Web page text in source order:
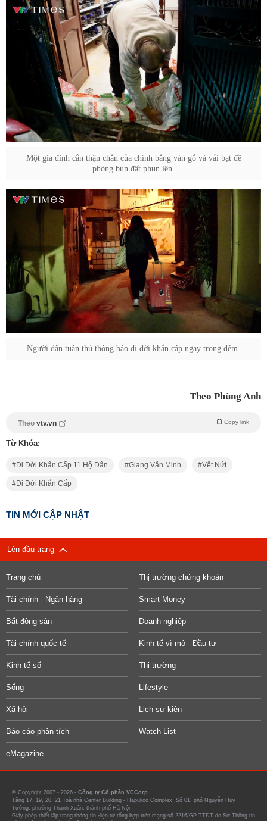
Một gia đình cẩn thận chắn của chính bằng ván gỗ và vải bạt đề
phòng bùn đất phun lên.
Người dân tuân thủ thông báo di dời khẩn cấp ngay trong đêm.
Theo Phùng Anh
Theo vtv.vn Copy link
Từ Khóa:
Di Dời Khẩn Cấp 11 Hộ Dân Giang Văn Minh Vết Nứt
Di Dời Khẩn Cấp
TIN MỚI CẬP NHẬT
Lên đầu trang
Trang chủ Thị trường chứng khoán
Tài chính - Ngân hàng Smart Money
Bất động sản Doanh nghiệp
Tài chính quốc tế Kinh tế vĩ mô - Đầu tư
Kinh tế số Thị trường
Sống Lifestyle
Xã hội Lịch sự kiện
Báo cáo phân tích Watch List
eMagazine
© Copyright 2007 - 2026 - Công ty Cổ phần VCCorp.
Tầng 17, 19, 20, 21 Toà nhà Center Building - Hapulico Complex, Số 01, phố Nguyễn Huy
Tưởng, phường Thanh Xuân, thành phố Hà Nội
Giấy phép thiết lập trang thông tin điện tử tổng hợp trên mạng số 2216/GP-TTĐT do Sở Thông tin